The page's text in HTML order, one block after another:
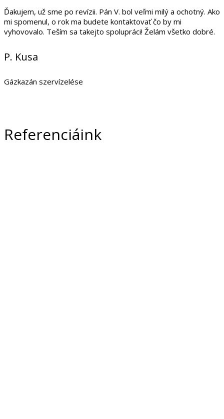
Ďakujem, už sme po revízii. Pán V. bol veľmi milý a ochotný. Ako
mi spomenul, o rok ma budete kontaktovať čo by mi
vyhovovalo. Teším sa takejto spolupráci! Želám všetko dobré.
P. Kusa
Gázkazán szervízelése
Referenciáink